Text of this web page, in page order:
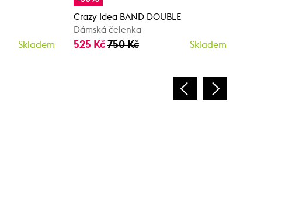
Skladem
Crazy Idea BAND DOUBLE
Dámská čelenka
525 Kč 750 Kč Skladem